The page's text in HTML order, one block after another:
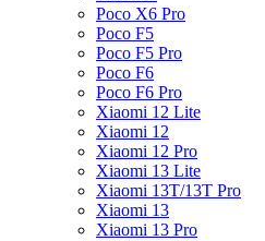
Poco X6 Pro
Poco F5
Poco F5 Pro
Poco F6
Poco F6 Pro
Xiaomi 12 Lite
Xiaomi 12
Xiaomi 12 Pro
Xiaomi 13 Lite
Xiaomi 13T/13T Pro
Xiaomi 13
Xiaomi 13 Pro